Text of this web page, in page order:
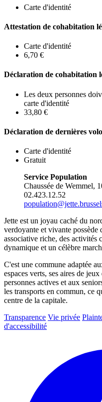
Carte d'identité
Attestation de cohabitation
Carte d'identité
6,70 €
Déclaration de cohabitation
Les deux personnes
carte d'identité
33,80 €
Déclaration de dernières
Carte d'identité
Gratuit
Service Population
Chaussée de Wemmel,
02.423.12.52
Jette est un joyau caché du
verdoyante et vivante possède
associative riche, des activités
dynamique et un célèbre
C'est une commune adaptée
espaces verts, ses aires de
personnes actives et aux
les transports en commun, ce
centre de la capitale.
Transparence Vie privée
d'accessibilité